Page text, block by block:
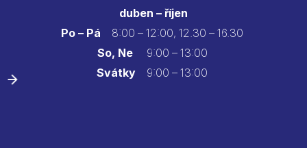
duben – říjen
Po – Pá
8:00 – 12:00, 12.30 – 16.30
So, Ne9:00 – 13:00
Svátky 9:00 – 13:00